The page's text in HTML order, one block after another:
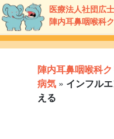
医療法人社団広
陣内耳鼻咽喉科
陣内耳鼻咽喉科
病気 » インフル
える